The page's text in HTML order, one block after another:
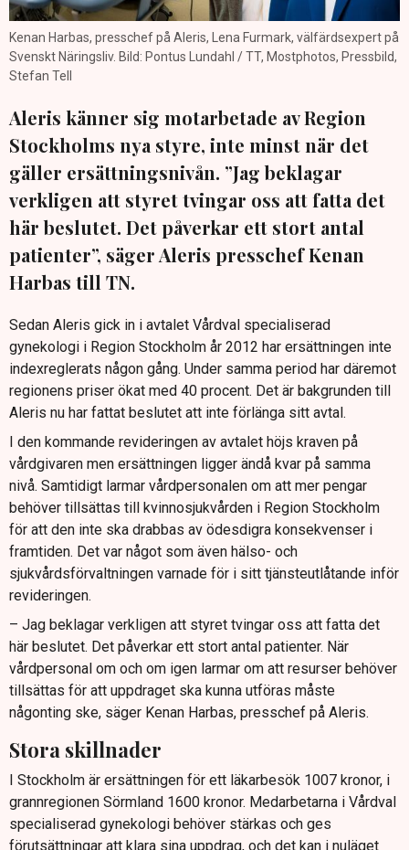
Kenan Harbas, presschef på Aleris, Lena Furmark, välfärdsexpert på
Svenskt Näringsliv. Bild: Pontus Lundahl / TT, Mostphotos, Pressbild,
Stefan Tell
Aleris känner sig motarbetade av Region
Stockholms nya styre, inte minst när det
gäller ersättningsnivån. ”Jag beklagar
verkligen att styret tvingar oss att fatta det
här beslutet. Det påverkar ett stort antal
patienter”, säger Aleris presschef Kenan
Harbas till TN.
Sedan Aleris gick in i avtalet Vårdval specialiserad
gynekologi i Region Stockholm år 2012 har ersättningen inte
indexreglerats någon gång. Under samma period har däremot
regionens priser ökat med 40 procent. Det är bakgrunden till
Aleris nu har fattat beslutet att inte förlänga sitt avtal.
I den kommande revideringen av avtalet höjs kraven på
vårdgivaren men ersättningen ligger ändå kvar på samma
nivå. Samtidigt larmar vårdpersonalen om att mer pengar
behöver tillsättas till kvinnosjukvården i Region Stockholm
för att den inte ska drabbas av ödesdigra konsekvenser i
framtiden. Det var något som även hälso- och
sjukvårdsförvaltningen varnade för i sitt tjänsteutlåtande inför
revideringen.
– Jag beklagar verkligen att styret tvingar oss att fatta det
här beslutet. Det påverkar ett stort antal patienter. När
vårdpersonal om och om igen larmar om att resurser behöver
tillsättas för att uppdraget ska kunna utföras måste
någonting ske, säger Kenan Harbas, presschef på Aleris.
Stora skillnader
I Stockholm är ersättningen för ett läkarbesök 1007 kronor, i
grannregionen Sörmland 1600 kronor. Medarbetarna i Vårdval
specialiserad gynekologi behöver stärkas och ges
förutsättningar att klara sina uppdrag, och det kan i nuläget